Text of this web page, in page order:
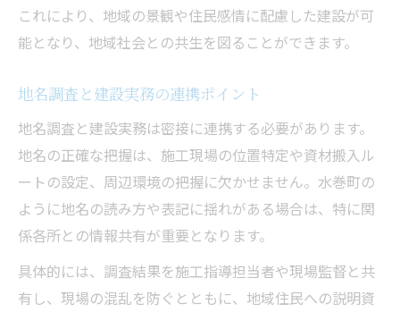
これにより、地域の景観や住民感情に配慮した建設が可
能となり、地域社会との共生を図ることができます。
地名調査と建設実務の連携ポイント
地名調査と建設実務は密接に連携する必要があります。
地名の正確な把握は、施工現場の位置特定や資材搬入ル
ートの設定、周辺環境の把握に欠かせません。水巻町の
ように地名の読み方や表記に揺れがある場合は、特に関
係各所との情報共有が重要となります。
具体的には、調査結果を施工指導担当者や現場監督と共
有し、現場の混乱を防ぐとともに、地域住民への説明資